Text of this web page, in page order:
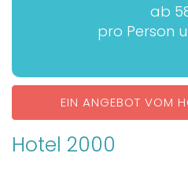
ab
pro Person
EIN ANGEBOT VOM
Hotel 2000